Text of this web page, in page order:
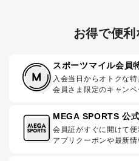
お得で便
スポーツマイル会員
入会当日からオトクな
会員さま限定のキャンペ
MEGA SPORTS 公
会員証がすぐに開けて便
アプリクーポンや最新情